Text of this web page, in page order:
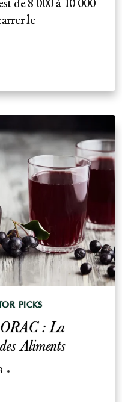
de 8 000 à 10 000
le
PICKS
ORAC : La
Aliments